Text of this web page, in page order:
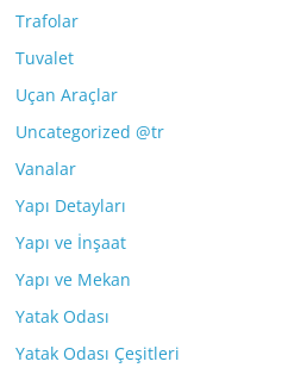
Trafolar
Tuvalet
Uçan Araçlar
Uncategorized @tr
Vanalar
Yapı Detayları
Yapı ve İnşaat
Yapı ve Mekan
Yatak Odası
Yatak Odası Çeşitleri